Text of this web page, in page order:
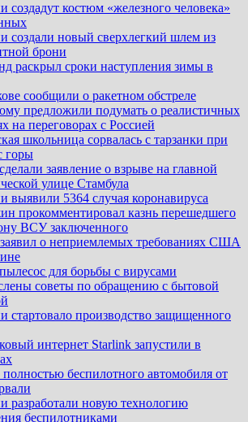
создадут костюм «железного человека»
создали новый сверхлегкий шлем из
брони
раскрыл сроки наступления зимы в
сообщили о ракетном обстреле
предложили подумать о реалистичных
на переговорах с Россией
школьница сорвалась с тарзанки при
горы
заявление о взрыве на главной
улице Стамбула
выявили 5364 случая коронавируса
прокомментировал казнь перешедшего
ВСУ заключенного
о неприемлемых требованиях США
для борьбы с вирусами
советы по обращению с бытовой
стартовало производство защищенного
интернет Starlink запустили в
беспилотного автомобиля от
разработали новую технологию
беспилотниками